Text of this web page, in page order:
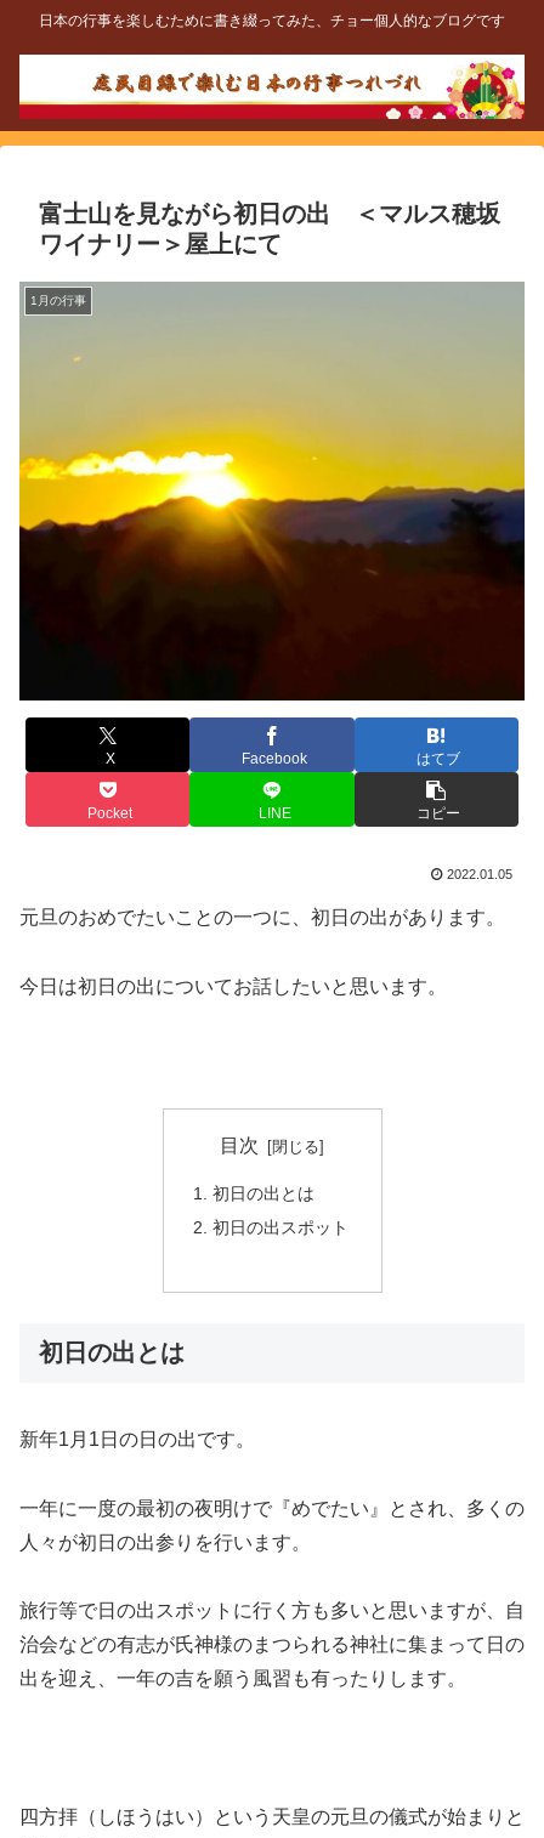
日本の行事を楽しむために書き綴ってみた、チョー個人的なブログです
富士山を見ながら初日の出 ＜マルス穂坂
ワイナリー＞屋上にて
1月の行事
X Facebook はてブ
Pocket LINE コピー
2022.01.05
元旦のおめでたいことの一つに、初日の出があります。
今日は初日の出についてお話したいと思います。
目次
初日の出とは
初日の出スポット
初日の出とは
新年1月1日の日の出です。
一年に一度の最初の夜明けで『めでたい』とされ、多くの
人々が初日の出参りを行います。
旅行等で日の出スポットに行く方も多いと思いますが、自
治会などの有志が氏神様のまつられる神社に集まって日の
出を迎え、一年の吉を願う風習も有ったりします。
四方拝（しほうはい）という天皇の元旦の儀式が始まりと